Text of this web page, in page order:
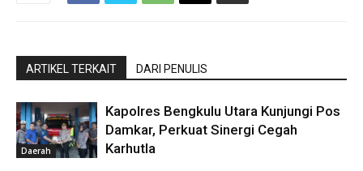
ARTIKEL TERKAIT DARI PENULIS
Daerah
Kapolres Bengkulu Utara Kunjungi Pos
Damkar, Perkuat Sinergi Cegah
Karhutla